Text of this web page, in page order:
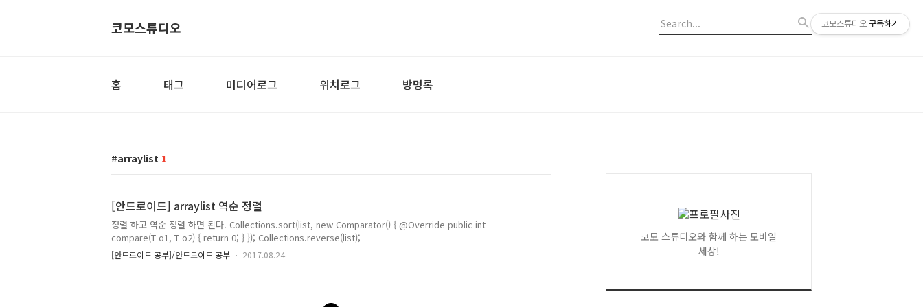
코모스튜디오
홈 태그 미디어로그 위치로그 방명록
arraylist 1
[안드로이드] arraylist 역순 정렬
정렬 하고 역순 정렬 하면 된다. Collections.sort(list, new Comparator() { @Override public int
compare(T o1, T o2) { return 0; } }); Collections.reverse(list);
[안드로이드 공부]/안드로이드 공부 2017.08.24
코모 스튜디오와 함께 하는 모바일
세상!
코모스튜디오 구독하기